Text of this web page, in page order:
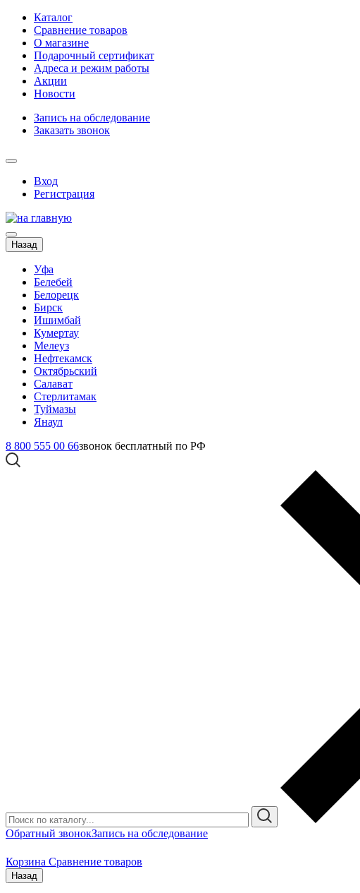
Каталог
Сравнение товаров
О магазине
Подарочный сертификат
Адреса и режим работы
Акции
Новости
Запись на обследование
Заказать звонок
Вход
Регистрация
Назад
Уфа
Белебей
Белорецк
Бирск
Ишимбай
Кумертау
Мелеуз
Нефтекамск
Октябрьский
Салават
Стерлитамак
Туймазы
Янаул
8 800 555 00 66звонок бесплатный по РФ
Обратный звонокЗапись на обследование
Корзина Сравнение товаров
Назад